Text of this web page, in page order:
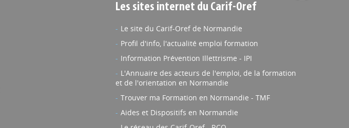
Les sites internet du Carif-Oref
Le site du Carif-Oref de Normandie
Profil d'info, l'actualité emploi formation
Information Prévention Illettrisme - IPI
L'Annuaire des acteurs de l'emploi, de la formation
et de l'orientation en Normandie
Trouver ma Formation en Normandie - TMF
Aides et Dispositifs en Normandie